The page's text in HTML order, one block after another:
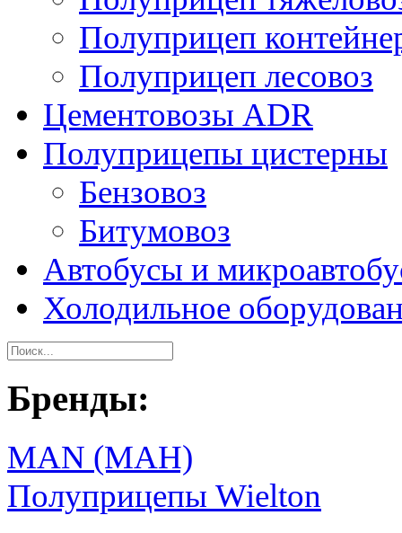
Полуприцеп
Полуприцеп лесовоз
Цементовозы ADR
Полуприцепы цистерны
Бензовоз
Битумовоз
Автобусы и
Холодильное
Бренды:
MAN (МАН)
Полуприцепы Wielton